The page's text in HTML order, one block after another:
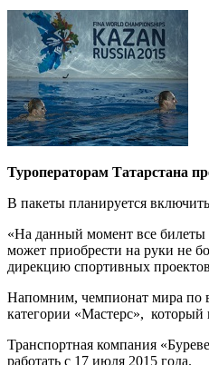
Туроператорам Татарстана
В пакеты планируется
«На данный момент все билеты
может приобрести на руки не
дирекцию спортивных
Напомним, чемпионат мира по
категории «Мастерс», который
Транспортная компания
работать с 17 июля 2015 года.